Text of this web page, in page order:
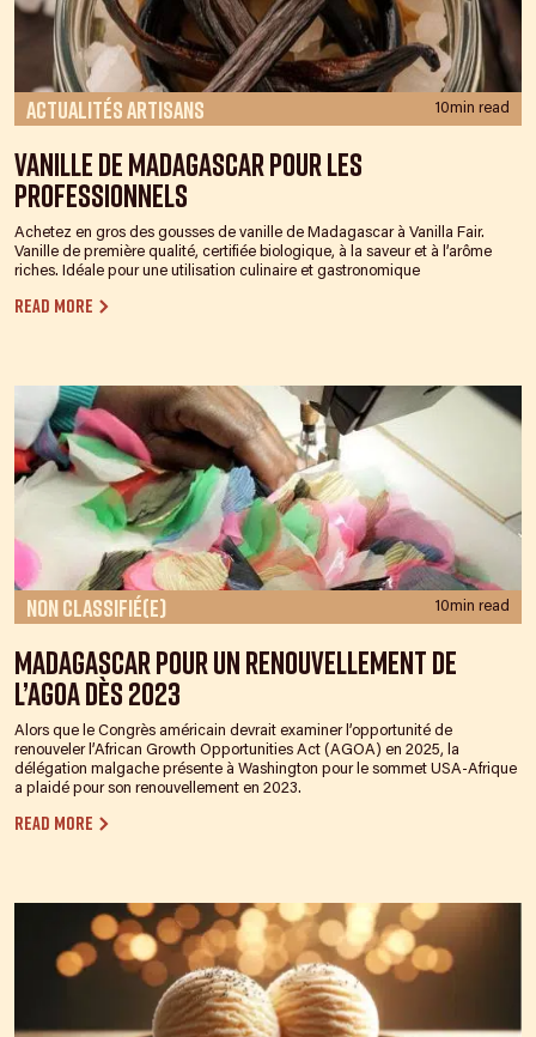
Actualités Artisans 10min read
Vanille de Madagascar pour les
professionnels
Achetez en gros des gousses de vanille de Madagascar à Vanilla Fair.
Vanille de première qualité, certifiée biologique, à la saveur et à l’arôme
riches. Idéale pour une utilisation culinaire et gastronomique
Read more
Non classifié(e) 10min read
Madagascar pour un renouvellement de
l’AGOA dès 2023
Alors que le Congrès américain devrait examiner l’opportunité de
renouveler l’African Growth Opportunities Act (AGOA) en 2025, la
délégation malgache présente à Washington pour le sommet USA-Afrique
a plaidé pour son renouvellement en 2023.
Read more